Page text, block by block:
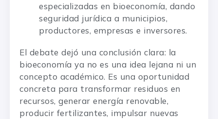
especializadas en bioeconomía, dando
seguridad jurídica a municipios,
productores, empresas e inversores.
El debate dejó una conclusión clara: la
bioeconomía ya no es una idea lejana ni un
concepto académico. Es una oportunidad
concreta para transformar residuos en
recursos, generar energía renovable,
producir fertilizantes, impulsar nuevas